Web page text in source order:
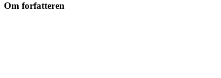
Om forfatteren